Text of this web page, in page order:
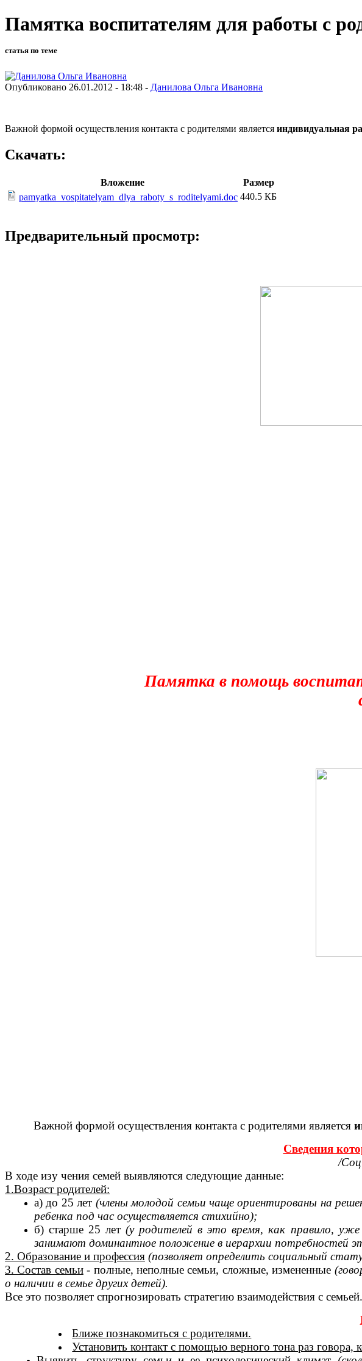
Памятка воспитателям для работы с
статья по теме
Опубликовано 26.01.2012 - 18:48 - Данилова Ольга Ивановна
Важной формой осуществления контакта с родителями является индивидуальная
Скачать:
Вложение
Размер
pamyatka_vospitatelyam_dlya_raboty_s_roditelyami.doc 440.5 КБ
Предварительный просмотр:
Памятка в помощь
Важной формой осуществления контакта с родителями является
Сведения
/
В ходе изу чения семей выявляются следующие данные:
1.Возраст родителей:
а) до 25 лет (члены молодой семьи чаще ориентированы на
ребенка под час осуществляется стихийно);
б) старше 25 лет(у родителей в это время, как правило,
занимают доминантное положение в иерархии потребностей
2. Образование и профессия (позволяет определить социальный
3. Состав семьи- полные, неполные семьи, сложные, измененные
о наличии в семье других детей).
Все это позволяет спрогнозировать стратегию взаимодействия с семьей.
Ближе познакомиться с родителями.
Установить контакт с помощью верного тона раз говора,